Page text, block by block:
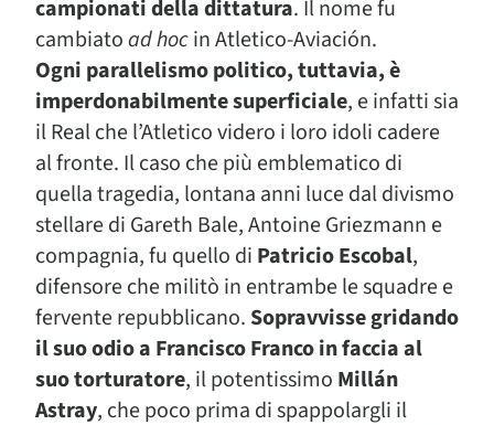
campionati della dittatura. Il nome fu
cambiatoad hocin Atletico-Aviación.
Ogni parallelismo politico, tuttavia, è
imperdonabilmente superficiale, e infatti sia
il Real che l’Atletico videro i loro idoli cadere
al fronte. Il caso che più emblematico di
quella tragedia, lontana anni luce dal divismo
stellare di Gareth Bale, Antoine Griezmann e
compagnia, fu quello di Patricio Escobal,
difensore che militò in entrambe le squadre e
fervente repubblicano. Sopravvisse gridando
il suo odio a Francisco Franco in faccia al
suo torturatore, il potentissimo Millán
Astray, che poco prima di spappolargli il